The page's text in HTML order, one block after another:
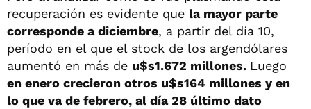
recuperación es evidente que la mayor parte
corresponde a diciembre, a partir del día 10,
período en el que el stock de los argendólares
aumentó en más de u$s1.672 millones. Luego
en enero crecieron otros u$s164 millones y en
lo que va de febrero, al día 28 último dato